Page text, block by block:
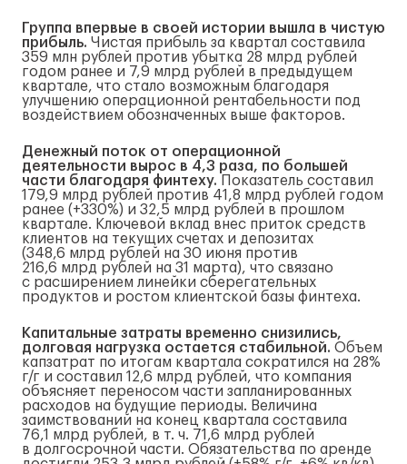
Группа впервые в своей истории вышла в чистую
прибыль. Чистая прибыль за квартал составила
359 млн рублей против убытка 28 млрд рублей
годом ранее и 7,9 млрд рублей в предыдущем
квартале, что стало возможным благодаря
улучшению операционной рентабельности под
воздействием обозначенных выше факторов.
Денежный поток от операционной
деятельности вырос в 4,3 раза, по большей
части благодаря финтеху. Показатель составил
179,9 млрд рублей против 41,8 млрд рублей годом
ранее (+330%) и 32,5 млрд рублей в прошлом
квартале. Ключевой вклад внес приток средств
клиентов на текущих счетах и депозитах
(348,6 млрд рублей на 30 июня против
216,6 млрд рублей на 31 марта), что связано
с расширением линейки сберегательных
продуктов и ростом клиентской базы финтеха.
Капитальные затраты временно снизились,
долговая нагрузка остается стабильной. Объем
капзатрат по итогам квартала сократился на 28%
г/г и составил 12,6 млрд рублей, что компания
объясняет переносом части запланированных
расходов на будущие периоды. Величина
заимствований на конец квартала составила
76,1 млрд рублей, в т. ч. 71,6 млрд рублей
в долгосрочной части. Обязательства по аренде